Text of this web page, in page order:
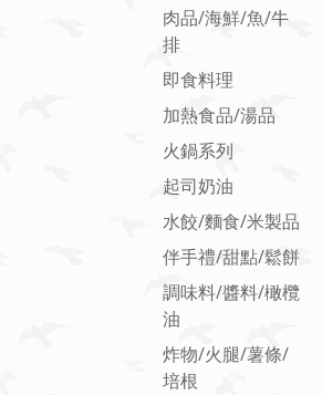
肉品/海鮮/魚/牛
排
即食料理
加熱食品/湯品
火鍋系列
起司奶油
水餃/麵食/米製品
伴手禮/甜點/鬆餅
調味料/醬料/橄欖
油
炸物/火腿/薯條/
培根